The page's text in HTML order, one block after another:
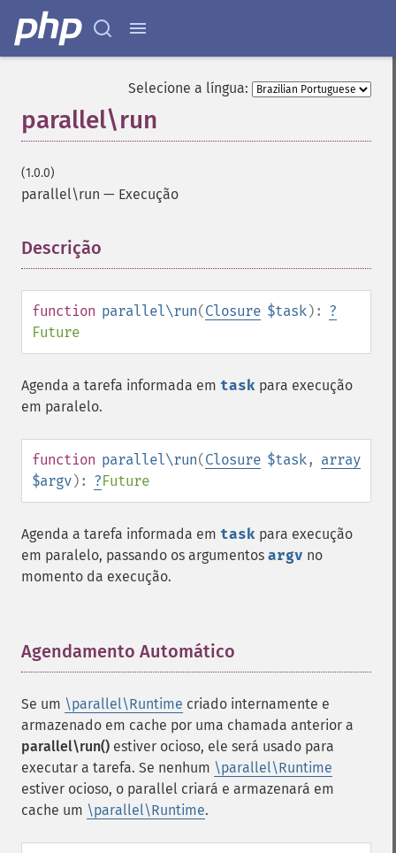
Selecione a língua:
parallel\run
(1.0.0)
parallel\run — Execução
Descrição
function parallel\run(Closure $task): ?
Future
Agenda a tarefa informada em task para execução
em paralelo.
function parallel\run(Closure $task, array
$argv): ?Future
Agenda a tarefa informada em task para execução
em paralelo, passando os argumentos argv no
momento da execução.
Agendamento Automático
Se um \parallel\Runtime criado internamente e
armazenado em cache por uma chamada anterior a
parallel\run() estiver ocioso, ele será usado para
executar a tarefa. Se nenhum \parallel\Runtime
estiver ocioso, o parallel criará e armazenará em
cache um \parallel\Runtime.